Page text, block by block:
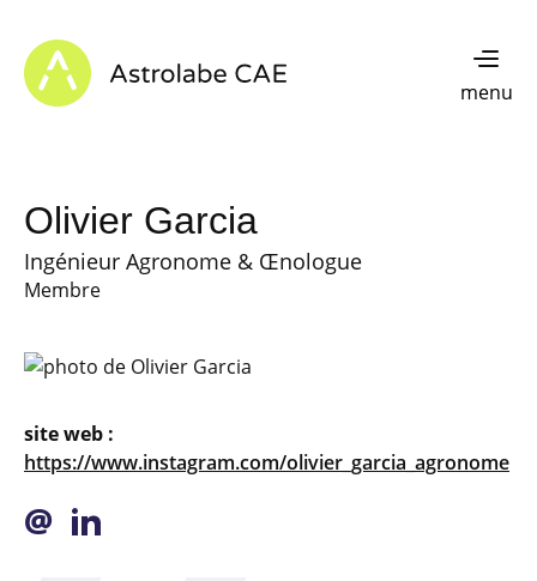
Astrolabe CAE - Home
menu
Olivier Garcia
Ingénieur Agronome & Œnologue
Membre
site web :
https://www.instagram.com/olivier_garcia_agronome
@